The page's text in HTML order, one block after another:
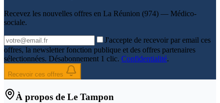
Recevez les nouvelles offres en La Réunion (974) — Médico-
sociale.
J'accepte de recevoir par email ces
offres, la newsletter fonction publique et des offres partenaires
sélectionnées. Désabonnement 1 clic. Confidentialité.
Recevoir ces offres
À propos de Le Tampon